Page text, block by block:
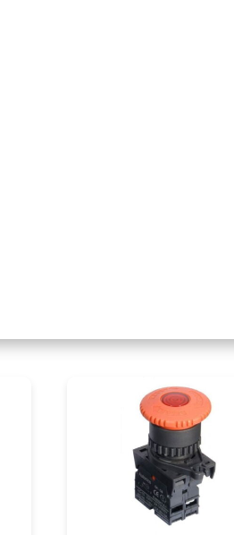
en el control de motores,
de producción automatizadas.